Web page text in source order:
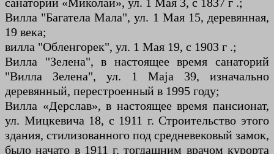
Вилла "Багатела Мала", ул. 1 Мая 15, деревянная,
19 века;
вилла "Обленгорек", ул. 1 Мая 19, с 1903 г .;
Вилла "Зелена", в настоящее время санаторий
"Вилла Зелена", ул. 1 Maja 39, изначально
деревянный, перестроенный в 1995 году;
Вилла «Дерслав», в настоящее время пансионат,
ул. Мицкевича 18, с 1911 г. Строительство этого
здания, стилизованного под средневековый замок,
было начато в 1911 г. тогдашним врачом курорта